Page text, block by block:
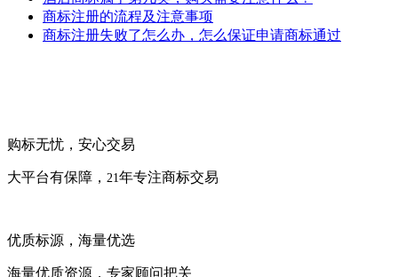
商标注册的流程及注意事项
商标注册失败了怎么办，怎么保证申请商标通过
购标无忧，安心交易
大平台有保障， 21 年专注商标交易
优质标源，海量优选
海量优质资源，专家顾问把关